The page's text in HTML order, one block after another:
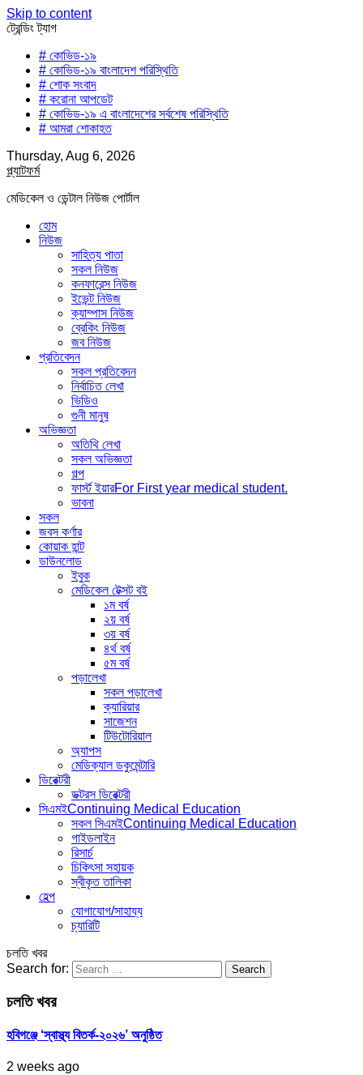
Skip to content
ট্রেন্ডিং ট্যাগ
# কোভিড-১৯
# কোভিড-১৯ বাংলাদেশ পরিস্থিতি
# শোক সংবাদ
# করোনা আপডেট
# কোভিড-১৯ এ বাংলাদেশের সর্বশেষ পরিস্থিতি
# আমরা শোকাহত
Thursday, Aug 6, 2026
প্ল্যাটফর্ম
মেডিকেল ও ডেন্টাল নিউজ পোর্টাল
হোম
নিউজ
সাহিত্য পাতা
সকল নিউজ
কনফারেন্স নিউজ
ইভেন্ট নিউজ
ক্যাম্পাস নিউজ
ব্রেকিং নিউজ
জব নিউজ
প্রতিবেদন
সকল প্রতিবেদন
নির্বাচিত লেখা
ভিডিও
গুনী মানুষ
অভিজ্ঞতা
অতিথি লেখা
সকল অভিজ্ঞতা
গল্প
ফার্স্ট ইয়ারFor First year medical student.
ভাবনা
সকল
জবস কর্ণার
কোয়াক হান্ট
ডাউনলোড
ইবুক
মেডিকেল টেক্সট বই
১ম বর্ষ
২য় বর্ষ
৩য় বর্ষ
৪র্থ বর্ষ
৫ম বর্ষ
পড়ালেখা
সকল পড়ালেখা
ক্যারিয়ার
সাজেশন
টিউটোরিয়াল
অ্যাপস
মেডিক্যাল ডকুমেন্টারি
ডিরেক্টরী
ডক্টরস ডিরেক্টরী
সিএমইContinuing Medical Education
সকল সিএমইContinuing Medical Education
গাইডলাইন
রিসার্চ
চিকিৎসা সহায়ক
স্বীকৃত তালিকা
হেল্প
যোগাযোগ/সাহায্য
চ্যারিটি
চলতি খবর
Search for:
চলতি খবর
হবিগঞ্জে ‘স্বাস্থ্য বিতর্ক-২০২৬’ অনুষ্ঠিত
2 weeks ago